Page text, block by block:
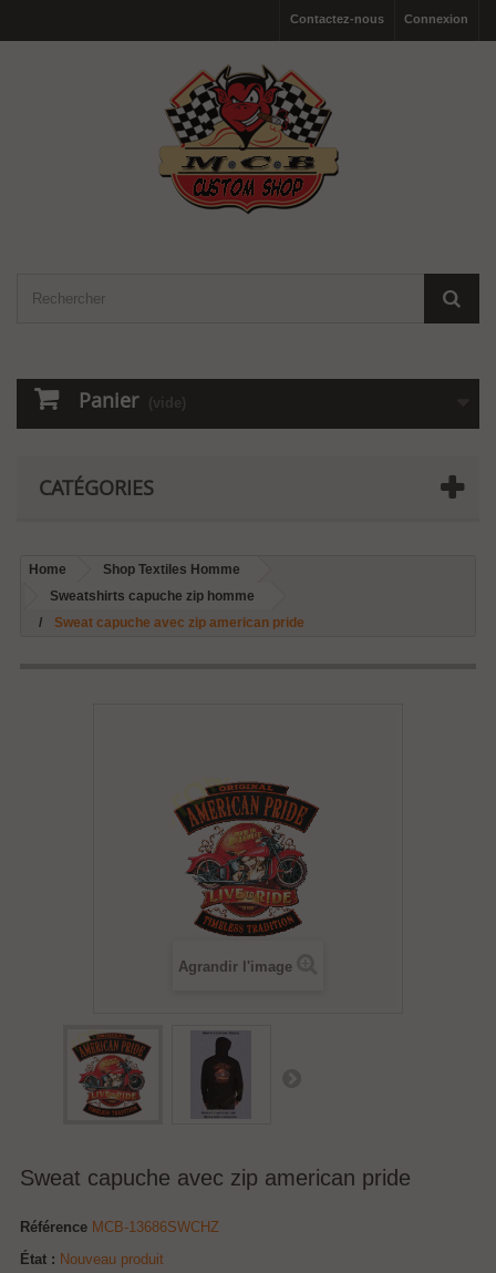
Connexion
Contactez-nous
Panier (vide)
CATÉGORIES
Home
Shop Textiles Homme
Sweatshirts capuche zip homme
Sweat capuche avec zip american pride
Agrandir l'image
Sweat capuche avec zip american pride
Référence MCB-13686SWCHZ
État : Nouveau produit